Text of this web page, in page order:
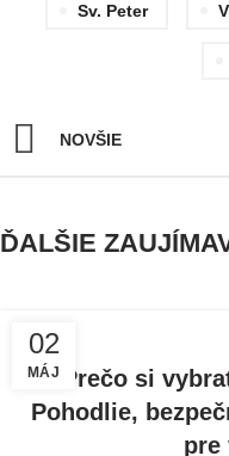
Sv. Peter
NOVŠIE
ĎALŠIE
02
MÁJ
Prečo si
Pohodlie,
pre